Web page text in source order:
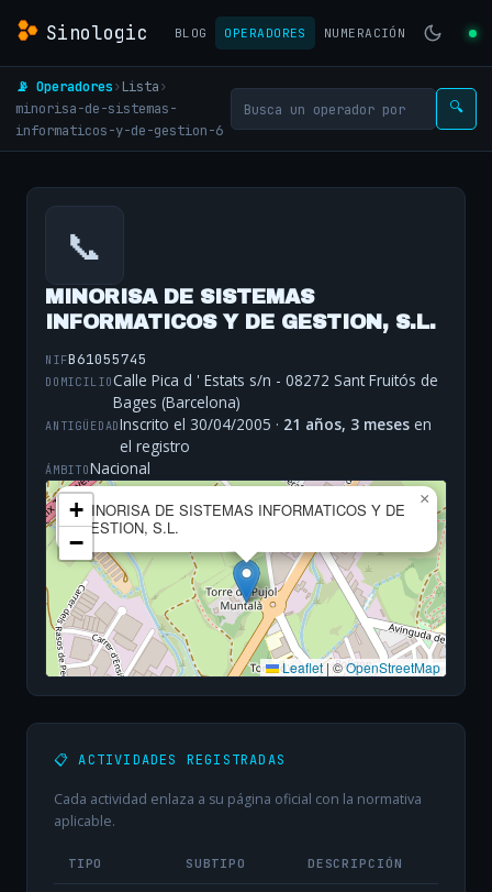
Sinologic BLOG OPERADORES NUMERACIÓN
📡 Operadores› Lista›
minorisa-de-sistemas-
informaticos-y-de-gestion-6
🔍
📞
MINORISA DE SISTEMAS
INFORMATICOS Y DE GESTION, S.L.
NIFB61055745
DOMICILIOCalle Pica d ' Estats s/n - 08272 Sant Fruitós de
Bages (Barcelona)
ANTIGÜEDADInscrito el 30/04/2005 · 21 años, 3 meses en
el registro
ÁMBITONacional
MINORISA DE SISTEMAS INFORMATICOS Y DE
GESTION, S.L.
×
+
−
Leaflet|©OpenStreetMap
📋 ACTIVIDADES REGISTRADAS
Cada actividad enlaza a su página oficial con la normativa
aplicable.
TIPO SUBTIPO DESCRIPCIÓN